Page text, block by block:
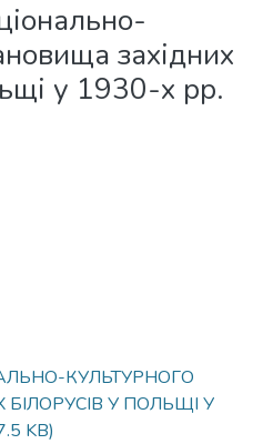
західних
у 1930-х рр.
КУЛЬТУРНОГО
У ПОЛЬЩІ У
KB)